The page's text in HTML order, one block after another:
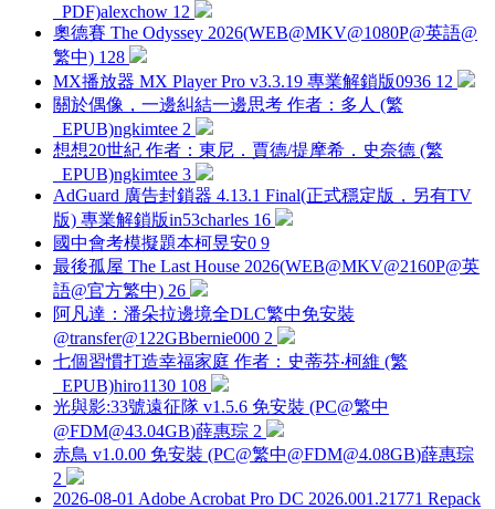
_PDF)alexchow 12
奧德賽 The Odyssey 2026(WEB@MKV@1080P@英語@
繁中) 128
MX播放器 MX Player Pro v3.3.19 專業解鎖版0936 12
關於偶像，一邊糾結一邊思考 作者：多人 (繁
_EPUB)ngkimtee 2
想想20世紀 作者：東尼．賈德/提摩希．史奈德 (繁
_EPUB)ngkimtee 3
AdGuard 廣告封鎖器 4.13.1 Final(正式穩定版，另有TV
版) 專業解鎖版in53charles 16
國中會考模擬題本柯昱安0 9
最後孤屋 The Last House 2026(WEB@MKV@2160P@英
語@官方繁中) 26
阿凡達：潘朵拉邊境全DLC繁中免安裝
@transfer@122GBbernie000 2
七個習慣打造幸福家庭 作者：史蒂芬‧柯維 (繁
_EPUB)hiro1130 108
光與影:33號遠征隊 v1.5.6 免安裝 (PC@繁中
@FDM@43.04GB)薛惠琮 2
赤鳥 v1.0.00 免安裝 (PC@繁中@FDM@4.08GB)薛惠琮
2
2026-08-01 Adobe Acrobat Pro DC 2026.001.21771 Repack